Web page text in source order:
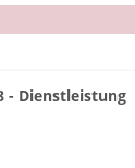
- Dienstleistung